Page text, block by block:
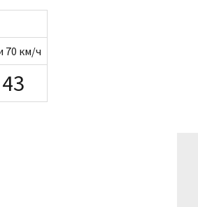
70 км/ч
43